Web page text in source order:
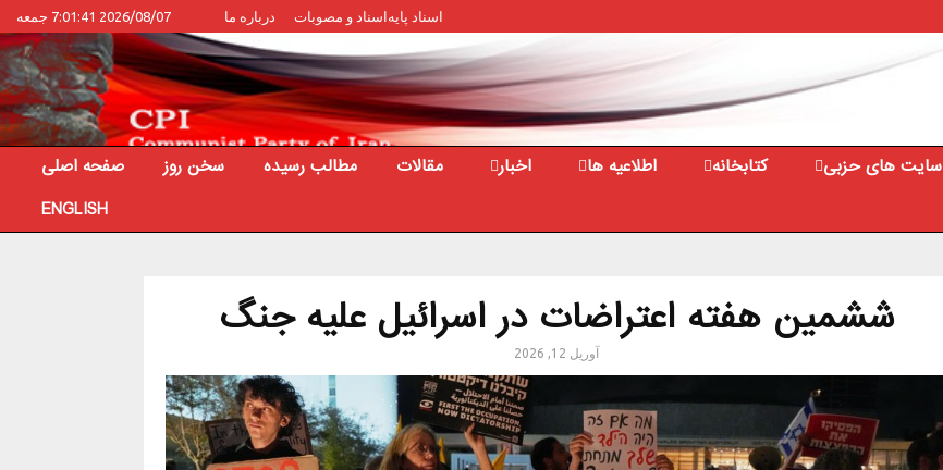
2026/08/07 7:01:41 جمعه اسناد پایه اسناد و مصوبات درباره ما
صفحه اصلی سخن روز مطالب رسیده مقالات اخبار اطلاعیه ها کتابخانه سایت های حزبی
ENGLISH
ششمین هفته اعتراضات در اسرائیل علیه جنگ
آوریل 12, 2026